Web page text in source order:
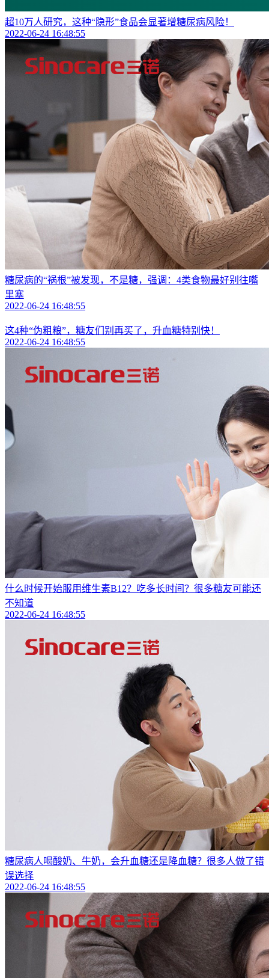
超10万人研究，这种“隐形”食品会显著增糖尿病风险！
2022-06-24 16:48:55
糖尿病的“祸根”被发现，不是糖，强调：4类食物最好别往嘴
里塞
2022-06-24 16:48:55
这4种“伪粗粮”，糖友们别再买了，升血糖特别快！
2022-06-24 16:48:55
什么时候开始服用维生素B12？吃多长时间？很多糖友可能还
不知道
2022-06-24 16:48:55
糖尿病人喝酸奶、牛奶，会升血糖还是降血糖？很多人做了错
误选择
2022-06-24 16:48:55